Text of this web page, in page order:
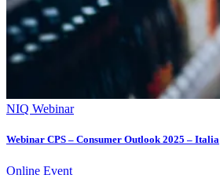
NIQ Webinar
Webinar CPS – Consumer Outlook 2025 – Italia
Online Event